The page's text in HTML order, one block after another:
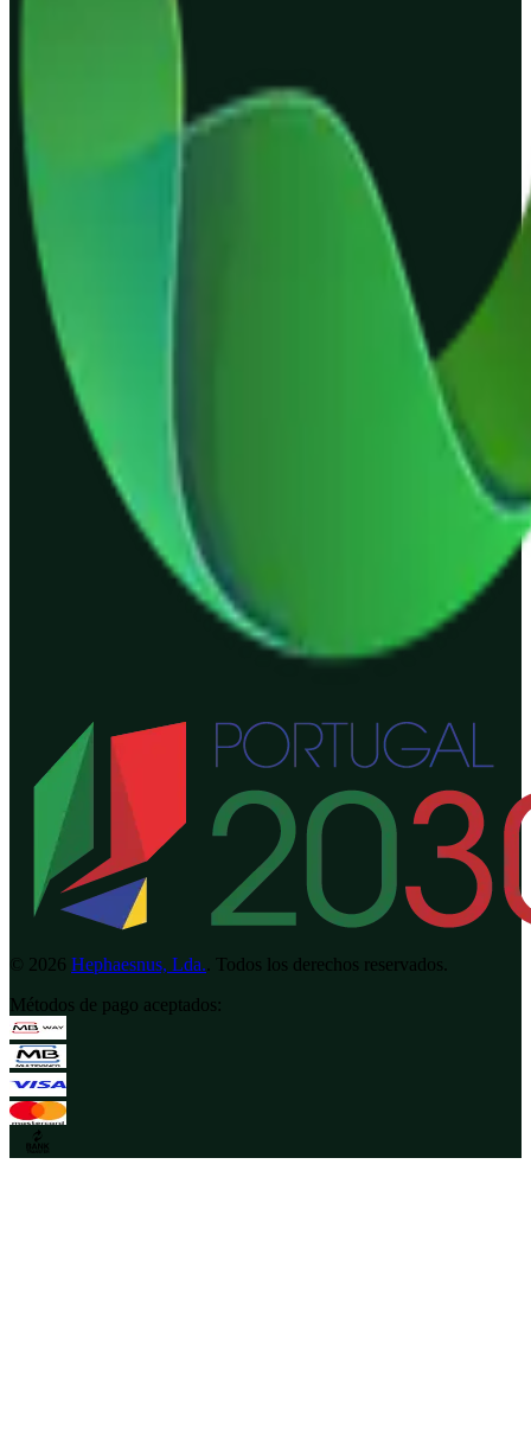
© 2026 Hephaesnus, Lda.
Todos los derechos reservados.
Métodos de pago aceptados: